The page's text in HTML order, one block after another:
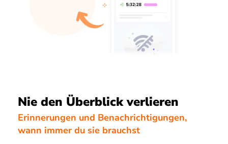
Nie den Überblick verlieren
Erinnerungen und Benachrichtigungen,
wann immer du sie brauchst